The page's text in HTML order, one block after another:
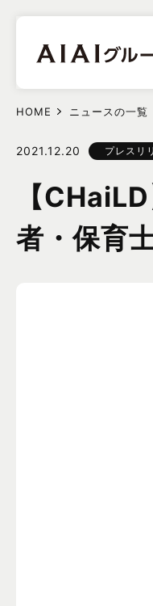
HOME ニュースの一覧
2021.12.20 プレスリ
【
者・保育